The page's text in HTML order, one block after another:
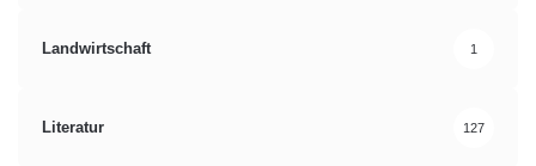
Landwirtschaft 1
Literatur 127